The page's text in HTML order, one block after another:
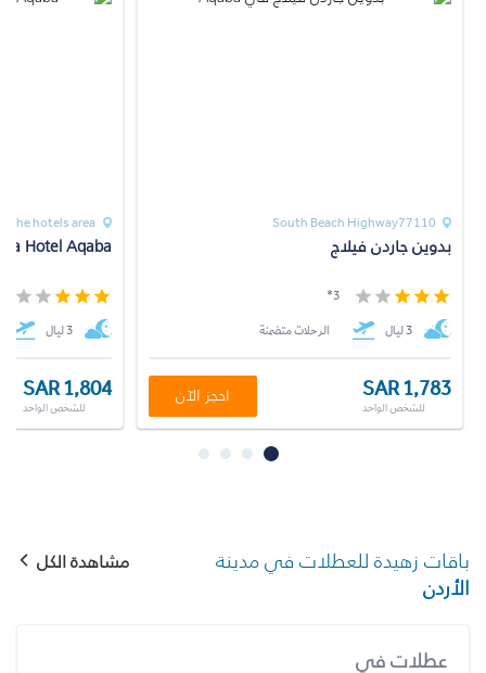
The hotels area
Hotel Aqaba
3 ليال
SAR 1,804
للشخص الواحد
South Beach Highway77110
بدوين جاردن فيلاج
3*
3 ليال الرحلات متضمنة
SAR 1,783
للشخص الواحد
احجز الآن
باقات زهيدة للعطلات في مدينة
الأردن
مشاهدة الكل
عطلات في